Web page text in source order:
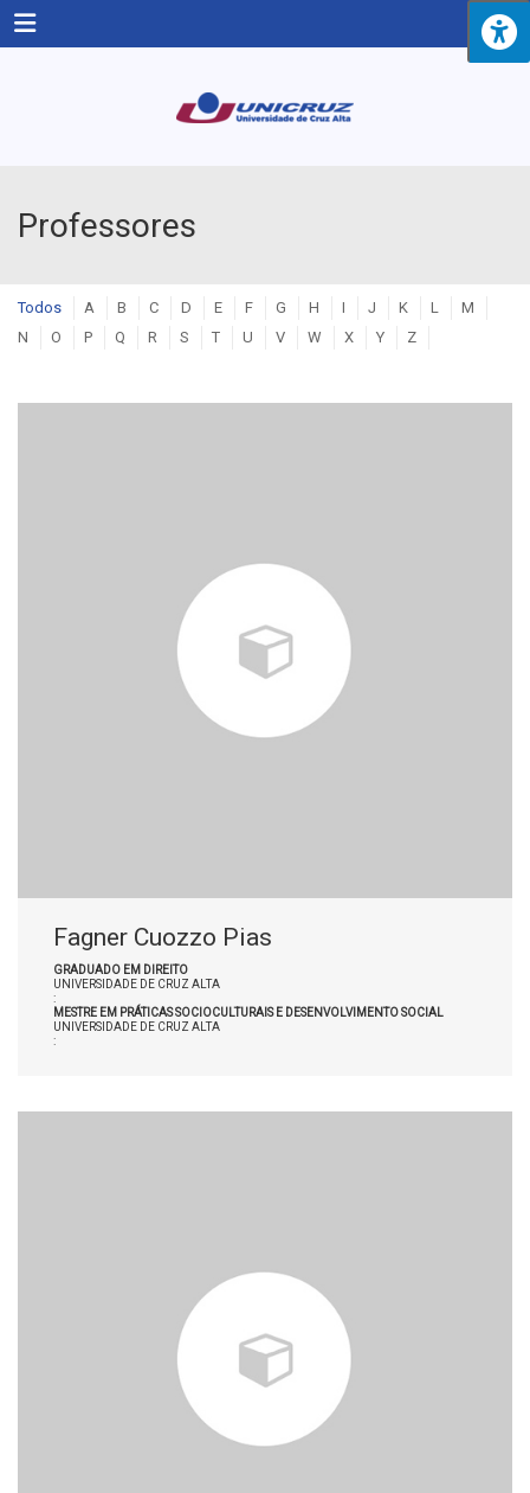
Menu
Professores
Todos A B C D E F G H I J K L
M
N
O P Q R S T U V W X Y Z
Fagner Cuozzo Pias
GRADUADO EM DIREITO
UNIVERSIDADE DE CRUZ ALTA
:
MESTRE EM PRÁTICAS SOCIOCULTURAIS E DESENVOLVIMENTO SOCIAL
UNIVERSIDADE DE CRUZ ALTA
: